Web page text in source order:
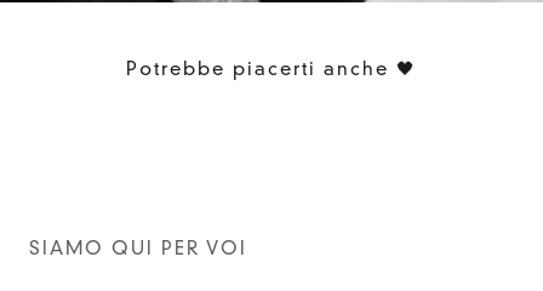
Potrebbe piacerti anche 🖤
SIAMO QUI PER VOI